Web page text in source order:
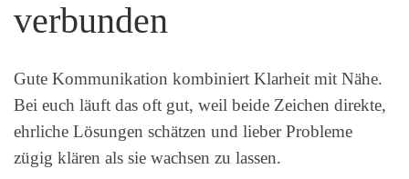
verbunden
Gute Kommunikation kombiniert Klarheit mit Nähe.
Bei euch läuft das oft gut, weil beide Zeichen direkte,
ehrliche Lösungen schätzen und lieber Probleme
zügig klären als sie wachsen zu lassen.